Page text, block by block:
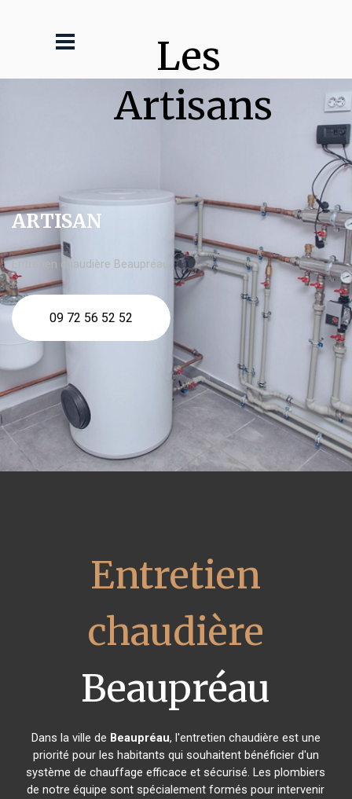
Les
Artisans
ARTISAN
Entretien chaudière Beaupréau
09 72 56 52 52
Entretien
chaudière
Beaupréau
Dans la ville de Beaupréau, l'entretien chaudière est une
priorité pour les habitants qui souhaitent bénéficier d'un
système de chauffage efficace et sécurisé. Les plombiers
de notre équipe sont spécialement formés pour intervenir